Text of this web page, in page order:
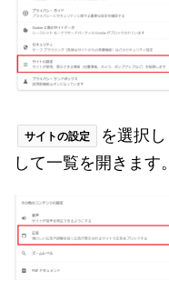
サイトの設定 を選択し
して一覧を開きます。